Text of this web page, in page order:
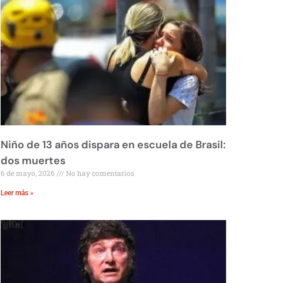
Niño de 13 años dispara en escuela de Brasil:
dos muertes
6 de mayo, 2026 No hay comentarios
Leer más »